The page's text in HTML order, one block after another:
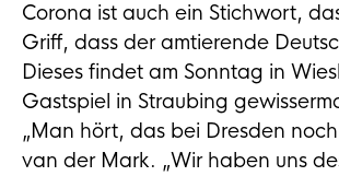
Corona ist auch ein Stichwort,
Griff, dass der amtierende
Dieses findet am Sonntag in
Gastspiel in Straubing
„Man hört, das bei Dresden
van der Mark. „Wir haben uns